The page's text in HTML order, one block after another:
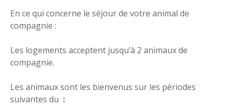
En ce qui concerne le séjour de votre animal de
compagnie :
Les logements acceptent jusqu’à 2 animaux de
compagnie.
Les animaux sont les bienvenus sur les périodes
suivantes du :